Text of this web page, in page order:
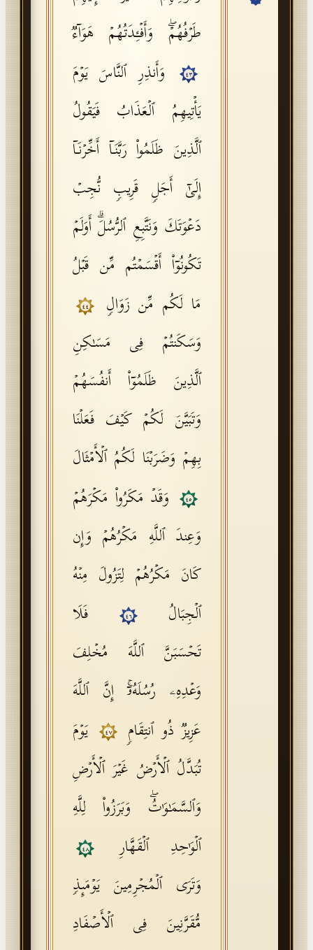
Tajweed Guide
Font Edition Tester
طَرۡفُهُمۡۖ وَأَفۡـِٔدَتُهُمۡ هَوَاۤءࣱ
٤٣
وَأَنذِرِ ٱلنَّاسَ یَوۡمَ
یَأۡتِیهِمُ ٱلۡعَذَابُ فَیَقُولُ
ٱلَّذِینَ ظَلَمُوا۟ رَبَّنَاۤ أَخِّرۡنَاۤ
إِلَىٰۤ أَجَلࣲ قَرِیبࣲ نُّجِبۡ
دَعۡوَتَكَ وَنَتَّبِعِ ٱلرُّسُلَۗ أَوَلَمۡ
تَكُونُوۤا۟ أَقۡسَمۡتُم مِّن قَبۡلُ
مَا لَكُم مِّن زَوَالࣲ
٤٤
وَسَكَنتُمۡ فِی مَسَـٰكِنِ
ٱلَّذِینَ ظَلَمُوۤا۟ أَنفُسَهُمۡ
وَتَبَیَّنَ لَكُمۡ كَیۡفَ فَعَلۡنَا
بِهِمۡ وَضَرَبۡنَا لَكُمُ ٱلۡأَمۡثَالَ
٤٥
وَقَدۡ مَكَرُوا۟ مَكۡرَهُمۡ
وَعِندَ ٱللَّهِ مَكۡرُهُمۡ وَإِن
كَانَ مَكۡرُهُمۡ لِتَزُولَ مِنۡهُ
ٱلۡجِبَالُ
٤٦
فَلَا
تَحۡسَبَنَّ ٱللَّهَ مُخۡلِفَ
وَعۡدِهِۦ رُسُلَهُۥۤۚ إِنَّ ٱللَّهَ
عَزِیزࣱ ذُو ٱنتِقَامࣲ
٤٧
یَوۡمَ
تُبَدَّلُ ٱلۡأَرۡضُ غَیۡرَ ٱلۡأَرۡضِ
وَٱلسَّمَـٰوَ ٰ⁠تُۖ وَبَرَزُوا۟ لِلَّهِ
ٱلۡوَ ٰ⁠حِدِ ٱلۡقَهَّارِ
٤٨
وَتَرَى ٱلۡمُجۡرِمِینَ یَوۡمَىِٕذࣲ
مُّقَرَّنِینَ فِی ٱلۡأَصۡفَادِ